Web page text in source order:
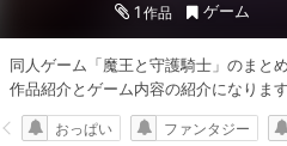
1 作品 ゲーム
同人ゲーム「魔王と守護騎士」のまと
作品紹介とゲーム内容の紹介になります
おっぱい ファンタジー